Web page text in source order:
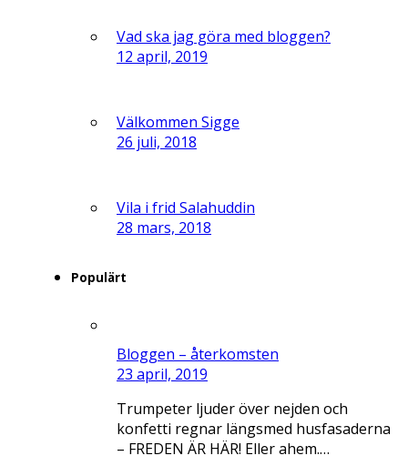
Vad ska jag göra med bloggen?
12 april, 2019
Välkommen Sigge
26 juli, 2018
Vila i frid Salahuddin
28 mars, 2018
Populärt
Bloggen – återkomsten
23 april, 2019
Trumpeter ljuder över nejden och
konfetti regnar längsmed husfasaderna
– FREDEN ÄR HÄR! Eller ahem.…